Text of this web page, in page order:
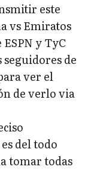
este
vs Emiratos
y TyC
de
ver el
de verlo via
del todo
tomar todas